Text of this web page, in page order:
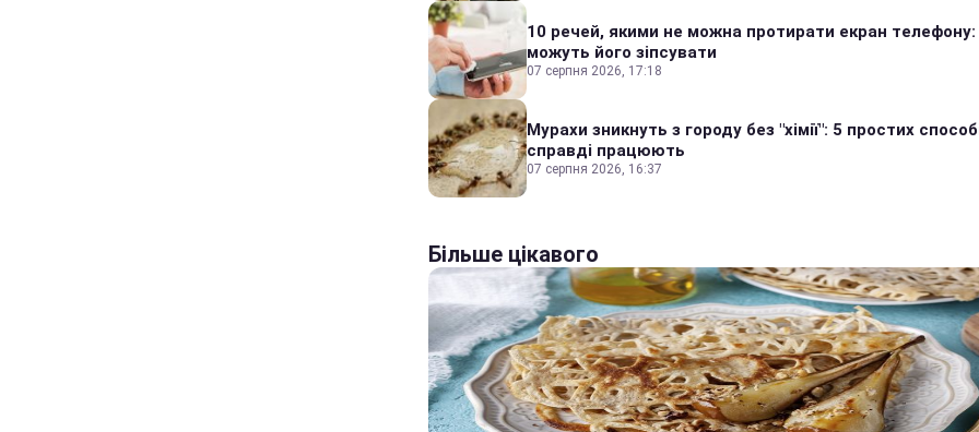
10 речей, якими не можна протирати екран телефону:
можуть його зіпсувати
07 серпня 2026, 17:18
Мурахи зникнуть з городу без "хімії": 5 простих
справді працюють
07 серпня 2026, 16:37
Більше цікавого